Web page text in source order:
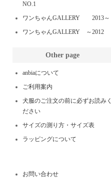
NO.1
ワンちゃんGALLERY 2013～
ワンちゃんGALLERY ～2012
Other page
anbiaについて
ご利用案内
犬服のご注文の前に必ずお読みく
ださい
サイズの測り方・サイズ表
ラッピングについて
お問い合わせ